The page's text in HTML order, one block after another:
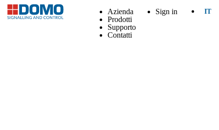
Azienda
Prodotti
Supporto
Contatti
Sign in IT